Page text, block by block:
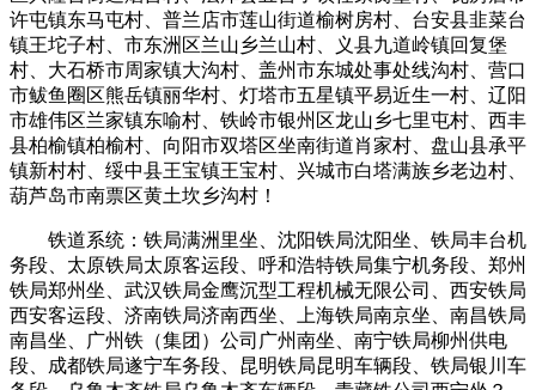
许屯镇东马屯村、普兰店市莲山街道榆树房村、台安县韭菜台
镇王坨子村、市东洲区兰山乡兰山村、义县九道岭镇回复堡
村、大石桥市周家镇大沟村、盖州市东城处事处线沟村、营口
市鲅鱼圈区熊岳镇丽华村、灯塔市五星镇平易近生一村、辽阳
市雄伟区兰家镇东喻村、铁岭市银州区龙山乡七里屯村、西丰
县柏榆镇柏榆村、向阳市双塔区坐南街道肖家村、盘山县承平
镇新村村、绥中县王宝镇王宝村、兴城市白塔满族乡老边村、
葫芦岛市南票区黄土坎乡沟村！
铁道系统：铁局满洲里坐、沈阳铁局沈阳坐、铁局丰台机
务段、太原铁局太原客运段、呼和浩特铁局集宁机务段、郑州
铁局郑州坐、武汉铁局金鹰沉型工程机械无限公司、西安铁局
西安客运段、济南铁局济南西坐、上海铁局南京坐、南昌铁局
南昌坐、广州铁（集团）公司广州南坐、南宁铁局柳州供电
段、成都铁局遂宁车务段、昆明铁局昆明车辆段、铁局银川车